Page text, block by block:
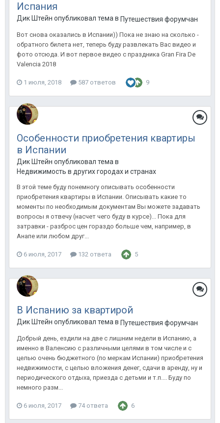
Испания
Дик Штейн опубликовал тема в Путешествия форумчан
Вот снова оказались в Испании)) Пока не знаю на сколько -
обратного билета нет, теперь буду развлекать Вас видео и
фото отсюда. И вот первое видео с праздника Gran Fira De
Valencia 2018
1 июля, 2018 587 ответов 9
Особенности приобретения квартиры
в Испании
Дик Штейн опубликовал тема в
Недвижимость в других городах и странах
В этой теме буду понемногу описывать особенности
приобретения квартиры в Испании. Описывать какие то
моменты по необходимым документам Вы можете задавать
вопросы я отвечу (насчет чего буду в курсе)... Пока для
затравки - разброс цен гораздо больше чем, например, в
Анапе или любом друг...
6 июля, 2017 132 ответа 5
В Испанию за квартирой
Дик Штейн опубликовал тема в Путешествия форумчан
Добрый день, ездили на две с лишним недели в Испанию, а
именно в Валенсию с различными целями в том числе и с
целью очень бюджетного (по меркам Испании) приобретения
недвижимости, с целью вложения денег, сдачи в аренду, ну и
периодического отдыха, приезда с детьми и т.п.... Буду по
немного разм...
6 июля, 2017 74 ответа 6